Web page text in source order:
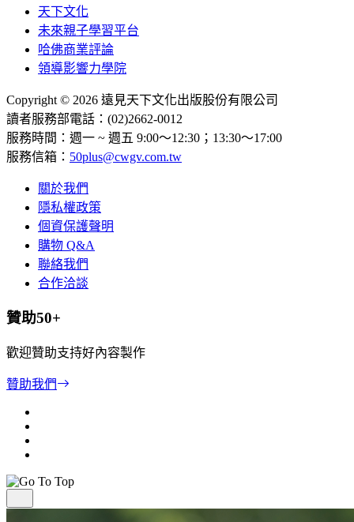
天下文化
未來親子學習平台
哈佛商業評論
領導影響力學院
Copyright © 2026 遠見天下文化出版股份有限公司
讀者服務部電話：(02)2662-0012
服務時間：週一 ~ 週五 9:00～12:30；13:30～17:00
服務信箱： 50plus@cwgv.com.tw
關於我們
隱私權政策
個資保護聲明
購物 Q&A
聯絡我們
合作洽談
贊助50+
歡迎贊助支持好內容製作
贊助我們